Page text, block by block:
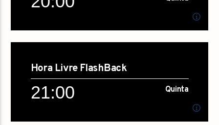
20:00 Quinta
[...]
Saiba mais...
Hora Livre FlashBack
21:00 Quinta